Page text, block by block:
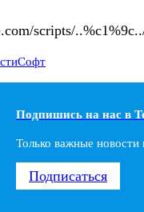
scripts/
Софт
Подпишись на наc в
Только важные новости
Подписаться